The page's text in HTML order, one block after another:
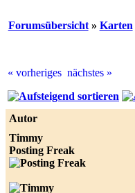
Forumsübersicht» Karten
online
live
casino
reviews.
« vorheriges nächstes »
Autor
Timmy
Posting Freak